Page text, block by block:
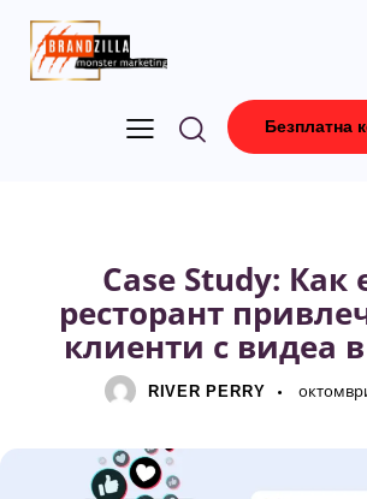
Безплатна
Case Study: Как
ресторант
клиенти с видеа
RIVER PERRY